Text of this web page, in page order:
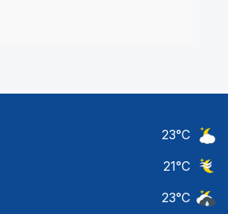
23°C
21°C
23°C